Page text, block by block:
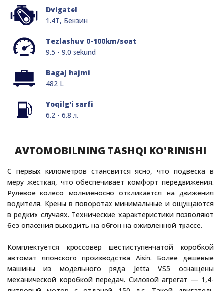
Dvigatel
1.4T, Бензин
Tezlashuv 0-100km/soat
9.5 - 9.0 sekund
Bagaj hajmi
482 L
Yoqilg'i sarfi
6.2 - 6.8 л.
AVTOMOBILNING TASHQI KO'RINISHI
С первых километров становится ясно, что подвеска в
меру жесткая, что обеспечивает комфорт передвижения.
Рулевое колесо молниеносно откликается на движения
водителя. Крены в поворотах минимальные и ощущаются
в редких случаях. Технические характеристики позволяют
без опасения выходить на обгон на оживленной трассе.
Комплектуется кроссовер шестиступенчатой коробкой
автомат японского производства Aisin. Более дешевые
машины из модельного ряда Jetta VS5 оснащены
механической коробкой передач. Силовой агрегат — 1,4-